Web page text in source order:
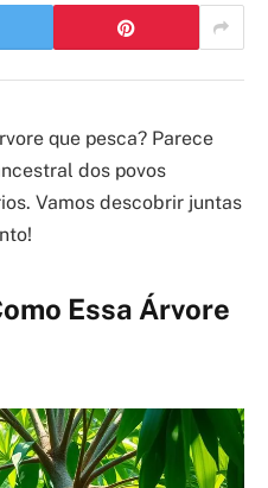
que pesca? Parece
dos povos
Vamos descobrir juntas
Essa Árvore